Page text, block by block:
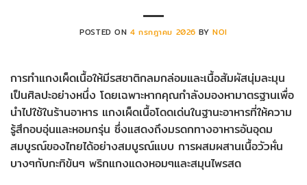
POSTED ON 4 กรกฎาคม 2026 BY NOI
การทำแกงเผ็ดเนื้อให้มีรสชาติกลมกล่อมและเนื้อสัมผัสนุ่มละมุน
เป็นศิลปะอย่างหนึ่ง โดยเฉพาะหากคุณกำลังมองหามาตรฐานเพื่อ
นำไปใช้ในร้านอาหาร แกงเผ็ดเนื้อโดดเด่นในฐานะอาหารที่ให้ความ
รู้สึกอบอุ่นและหอมกรุ่น ซึ่งแสดงถึงมรดกทางอาหารอันอุดม
สมบูรณ์ของไทยได้อย่างสมบูรณ์แบบ การผสมผสานเนื้อวัวหั่น
บางๆกับกะทิข้นๆ พริกแกงแดงหอมๆและสมุนไพรสด